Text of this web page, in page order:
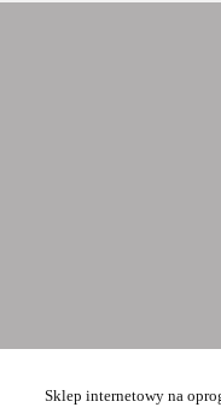
Sklep internetowy na